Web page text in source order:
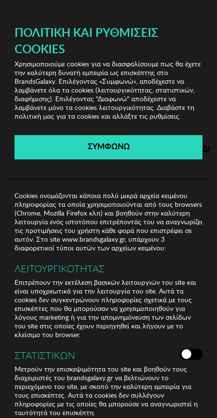
Home Accessories Είδη σπιτιού
Σετ Διπλή
Παπλωματοθήκη Από Σατέν Zsa Zsa Zsu
Home Accessories
Λήγει σε: 00ημέρες | 00ώρες 00λεπτά 00δευτ.
ΠΟΛΙΤΙΚΉ ΚΑΙ ΡΥΘΜΊΣΕΙΣ
COOKIES
Χρησιμοποιούμε cookies για να διασφαλίσουμε πως θα έχετε
την καλύτερη δυνατή εμπειρία ως επισκέπτης στο
BrandsGalaxy. Επιλέγοντας «Συμφωνώ», αποδέχεστε να
λαμβάνετε όλα τα cookies (λειτουργικότητας, στατιστικών,
διαφήμισης). Επιλέγοντας "Διαφωνώ" αποδέχεστε να
λαμβάνετε μόνο τα cookies λειτουργικότητας. Διαβάστε τη
πολιτική μας για τα cookies και αλλάξτε τις ρυθμίσεις.
ΣΥΜΦΩΝΩ
Cookies ονομάζονται κάποια πολύ μικρά αρχεία κειμένου
πληροφορίας τα οποία χρησιμοποιούνται από τους browsers
(Chrome, Mozilla Firefox κλπ) και βοηθούν στην καλύτερη
λειτουργία ενός ιστοτόπου επιτρέποντάς του να αναγνωρίζει
τις προτιμήσεις του χρήστη κάθε φορά που επιστρέφει σε
αυτόν. Στο site www.brandsgalaxy.gr, υπάρχουν 3
διαφορετικοί τύποι αυτών των αρχείων κειμένου:
ΛΕΙΤΟΥΡΓΙΚΟΤΗΤΑΣ
Επιτρέπουν την εκτέλεση βασικών λειτουργιών του site και
είναι υποχρεωτικά για την λειτουργία του site. Αυτά τα
cookies δεν συγκεντρώνουν πληροφορίες σχετικά με τους
επισκέπτες που θα μπορούσαν να χρησιμοποιηθούν για
λόγους marketing ή για την απομνημόνευση των σελίδων
του site στις οποίες έχουν περιηγηθεί και λήγουν με το
κλείσιμο του browser.
ΣΤΑΤΙΣΤΙΚΩΝ
Μετρούν την επισκεψιμότητα του site και βοηθούν τους
διαχειριστές του brandsgalaxy.gr να βελτιώνουν το
περιεχόμενο του site, με σκοπό την καλύτερη εμπειρία για
τους επισκέπτες. Αυτά τα cookies δεν συλλέγουν
πληροφορίες με τις οποίες θα μπορούσε να αναγνωριστεί η
ταυτότητά του επισκέπτη.